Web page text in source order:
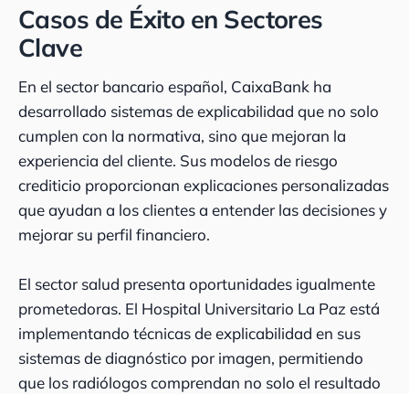
Casos de Éxito en Sectores
Clave
En el sector bancario español, CaixaBank ha
desarrollado sistemas de explicabilidad que no solo
cumplen con la normativa, sino que mejoran la
experiencia del cliente. Sus modelos de riesgo
crediticio proporcionan explicaciones personalizadas
que ayudan a los clientes a entender las decisiones y
mejorar su perfil financiero.
El sector salud presenta oportunidades igualmente
prometedoras. El Hospital Universitario La Paz está
implementando técnicas de explicabilidad en sus
sistemas de diagnóstico por imagen, permitiendo
que los radiólogos comprendan no solo el resultado